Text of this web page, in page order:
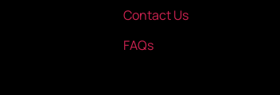
Contact Us
FAQs